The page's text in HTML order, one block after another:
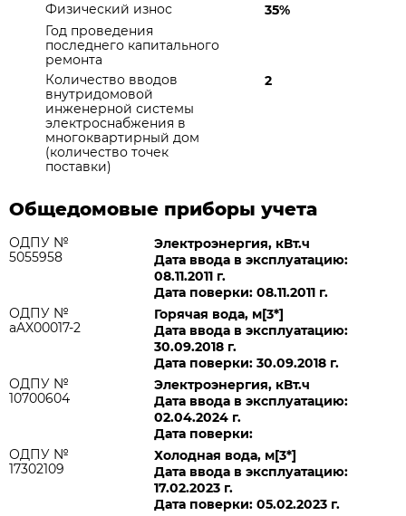
Физический износ
35%
Год проведения
последнего капитального
ремонта
Количество вводов
внутридомовой
инженерной системы
электроснабжения в
многоквартирный дом
(количество точек
поставки)
2
Общедомовые приборы учета
ОДПУ №
5055958
Электроэнергия, кВт.ч
Дата ввода в эксплуатацию:
08.11.2011 г.
Дата поверки: 08.11.2011 г.
ОДПУ №
aAX00017-2
Горячая вода, м[3*]
Дата ввода в эксплуатацию:
30.09.2018 г.
Дата поверки: 30.09.2018 г.
ОДПУ №
10700604
Электроэнергия, кВт.ч
Дата ввода в эксплуатацию:
02.04.2024 г.
Дата поверки:
ОДПУ №
17302109
Холодная вода, м[3*]
Дата ввода в эксплуатацию:
17.02.2023 г.
Дата поверки: 05.02.2023 г.